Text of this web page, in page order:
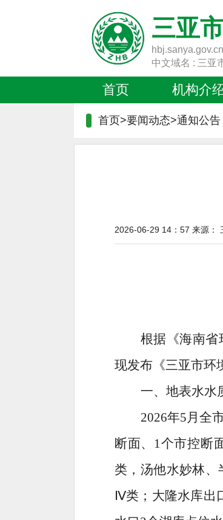
三亚
hbj.sanya.gov.cn
中文域名 : 三亚
首页 机构介
首页>要闻动态>通知公告
2026-06-29 14：57 来源：
根据《海南省
现发布《三亚市环
一、地表水水
2026年5月全
断面、 1个市控断
类 ， 汤他水妙林、
Ⅳ类；大隆水库出